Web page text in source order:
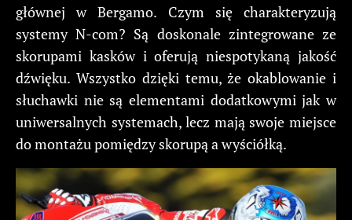
głównej w Bergamo. Czym się charakteryzują
systemy N-com? Są doskonale zintegrowane ze
skorupami kasków i oferują niespotykaną jakość
dźwięku. Wszystko dzięki temu, że okablowanie i
słuchawki nie są elementami dodatkowymi jak w
uniwersalnych systemach, lecz mają swoje miejsce
do montażu pomiędzy skorupą a wyściółką.